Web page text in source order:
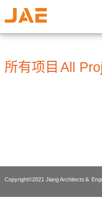
所有项目 All
Copyright©2021 Jiang Architects